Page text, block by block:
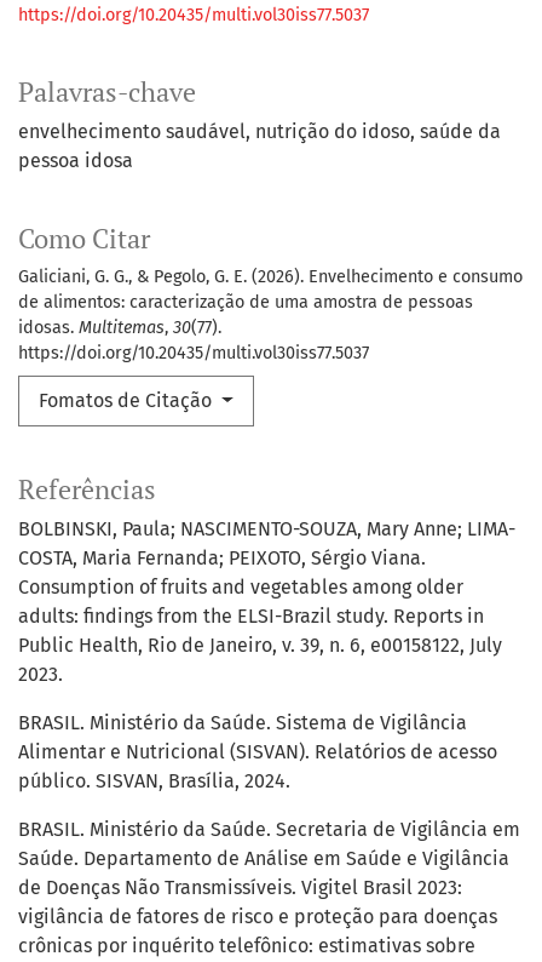
Palavras-chave
envelhecimento saudável nutrição do idoso saúde da
pessoa idosa
Como Citar
Galiciani, G. G., & Pegolo, G. E. (2026). Envelhecimento e consumo
de alimentos: caracterização de uma amostra de pessoas
idosas. Multitemas, 30(77).
https://doi.org/10.20435/multi.vol30iss77.5037
Fomatos de Citação
https://doi.org/10.20435/multi.vol30iss77.5037
Referências
BOLBINSKI, Paula; NASCIMENTO-SOUZA, Mary Anne; LIMA-
COSTA, Maria Fernanda; PEIXOTO, Sérgio Viana.
Consumption of fruits and vegetables among older
adults: findings from the ELSI-Brazil study. Reports in
Public Health, Rio de Janeiro, v. 39, n. 6, e00158122, July
2023.
BRASIL. Ministério da Saúde. Sistema de Vigilância
Alimentar e Nutricional (SISVAN). Relatórios de acesso
público. SISVAN, Brasília, 2024.
BRASIL. Ministério da Saúde. Secretaria de Vigilância em
Saúde. Departamento de Análise em Saúde e Vigilância
de Doenças Não Transmissíveis. Vigitel Brasil 2023:
vigilância de fatores de risco e proteção para doenças
crônicas por inquérito telefônico: estimativas sobre